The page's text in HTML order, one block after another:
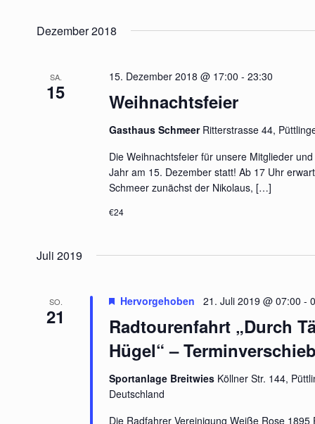
Dezember 2018
SA.
15 Weihnachtsfeier
15. Dezember 2018 @ 17:00 - 23:30
Gasthaus Schmeer Ritterstrasse 44,
Die Weihnachtsfeier für unsere Mitglieder
Jahr am 15. Dezember statt! Ab 17 Uhr
Schmeer zunächst der Nikolaus, […]
€24
Juli 2019
SO.
21
Radtourenfahrt „Durch
Hügel“ –
Hervorgehoben 21. Juli 2019 @ 07:00 -
Sportanlage Breitwies Köllner Str. 144,
Deutschland
Die Radfahrer Vereinigung Weiße Rose 1895